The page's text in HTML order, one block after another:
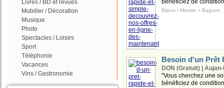
Livres / BD et revues
Mobilier / Décoration
Musique
Photo
Spectacles / Loisirs
Sport
Téléphonie
Vacances
Vins / Gastronomie
bénéficiez de
Bijoux / Montre > Bagues
Besoin d'un Prêt
DON (Gratuit) |
"Vous cherchez une
bénéficiez de